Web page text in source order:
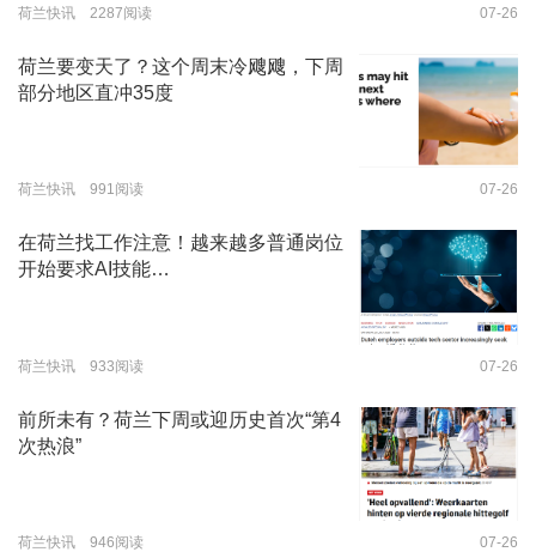
荷兰快讯 2287阅读 07-26
荷兰要变天了？这个周末冷飕飕，下周
部分地区直冲35度
荷兰快讯 991阅读 07-26
在荷兰找工作注意！越来越多普通岗位
开始要求AI技能…
荷兰快讯 933阅读 07-26
前所未有？荷兰下周或迎历史首次“第4
次热浪”
荷兰快讯 946阅读 07-26